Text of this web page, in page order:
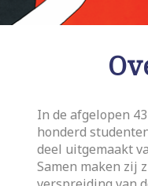
In de afgelopen
honderd
deel uitgemaakt
Samen maken zij